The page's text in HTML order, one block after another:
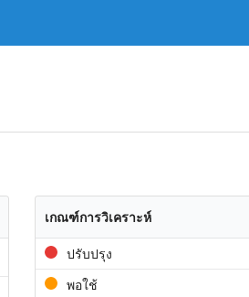
เกณฑ์การวิเคราะห์
ปรับปรุง
พอใช้